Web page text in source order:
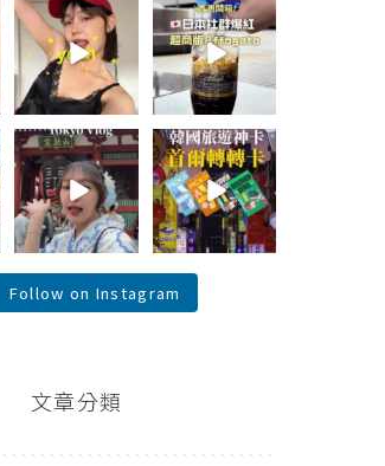
summer
outfit⋆.˚✮🎧
✮˚.⋆
夏日穿搭最需要
單品！...
755
43
\🇯🇵日本爆紅!超
商版Affogato 🍨
☕️/
🏷️#吉推日本🇯🇵
...
118
26
\💭留言「PGC」
傳預約🔗給你 /
Tokyo birthday
trip 🫧...
121
38
\💭留言「轉轉」
傳懶人包和購買
🔗給你
\🇰🇷韓國旅遊神
卡！首爾轉轉卡
✨ / ...
146
Follow on Instagram
文章分類